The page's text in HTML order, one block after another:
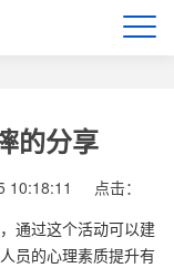
的分享
10:18:11
点击：
通过这个活动可以建
员的心理素质提升有